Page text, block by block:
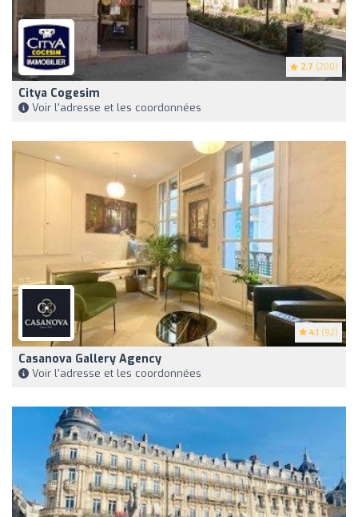
2.7 (200)
Citya Cogesim
Voir l'adresse et les coordonnées
4.1 (92)
Casanova Gallery Agency
Voir l'adresse et les coordonnées